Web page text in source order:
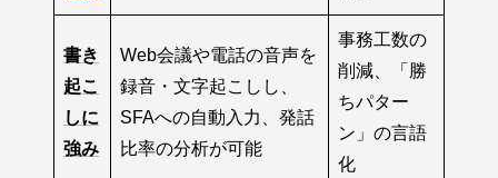
書き
起こ
しに
強み
Web会議や電話の音声を
録音・文字起こしし、
SFAへの自動入力、発話
比率の分析が可能
事務工数の
削減、「勝
ちパター
ン」の言語
化